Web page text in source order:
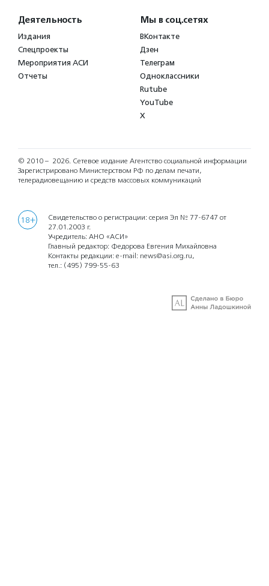
Деятельность
Издания
Спецпроекты
Мероприятия АСИ
Отчеты
Мы в соц.сетях
ВКонтакте
Дзен
Телеграм
Одноклассники
Rutube
YouTube
X
© 2010 – 2026. Сетевое издание Агентство социальной информации
Зарегистрировано Министерством РФ по делам печати,
телерадиовещанию и средств массовых коммуникаций
18+
Свидетельство о регистрации: серия Эл № 77-6747 от
27.01.2003 г.
Учредитель: АНО «АСИ»
Главный редактор: Федорова Евгения Михайловна
Контакты редакции: e-mail: news@asi.org.ru,
тел.: (495) 799-55-63